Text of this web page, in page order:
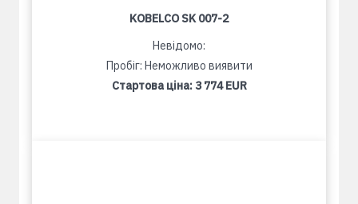
KOBELCO SK 007-2
Невідомо:
Пробіг: Неможливо виявити
Стартова ціна: 3 774 EUR